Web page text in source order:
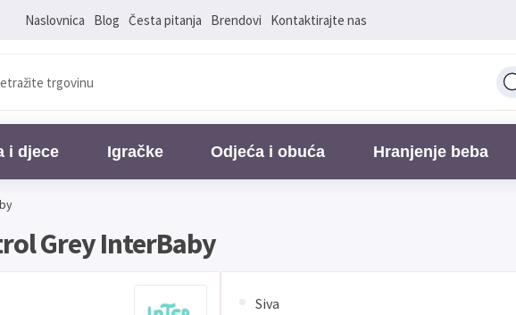
Naslovnica Blog Česta pitanja Brendovi Kontaktirajte nas
i djece Igračke Odjeća i obuća Hranjenje beba
Grey InterBaby
Siva